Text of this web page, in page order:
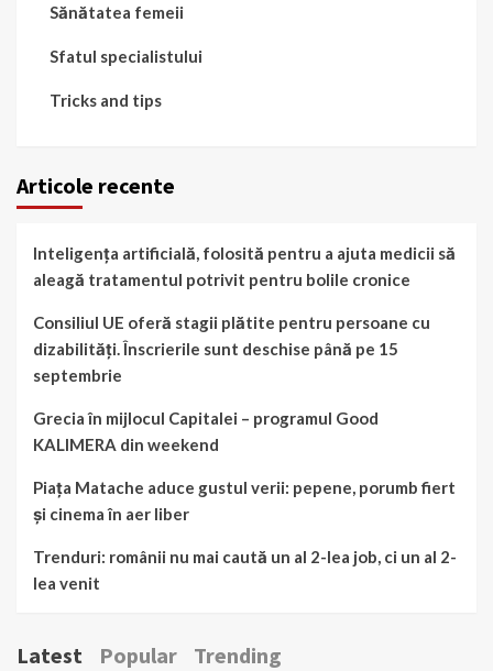
Sănătatea femeii
Sfatul specialistului
Tricks and tips
Articole recente
Inteligența artificială, folosită pentru a ajuta medicii să
aleagă tratamentul potrivit pentru bolile cronice
Consiliul UE oferă stagii plătite pentru persoane cu
dizabilități. Înscrierile sunt deschise până pe 15
septembrie
Grecia în mijlocul Capitalei – programul Good
KALIMERA din weekend
Piața Matache aduce gustul verii: pepene, porumb fiert
și cinema în aer liber
Trenduri: românii nu mai caută un al 2-lea job, ci un al 2-
lea venit
Latest Popular Trending